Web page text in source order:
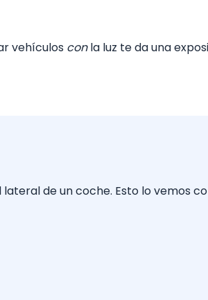
vehículos conla luz te da una
de un coche. Esto lo vemos